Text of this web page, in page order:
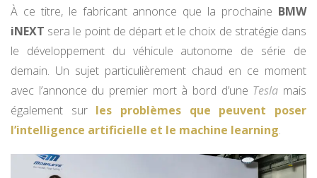
À ce titre, le fabricant annonce que la prochaine BMW
iNEXT sera le point de départ et le choix de stratégie dans
le développement du véhicule autonome de série de
demain. Un sujet particulièrement chaud en ce moment
avec l’annonce du premier mort à bord d’une Tesla mais
également sur les problèmes que peuvent poser
l’intelligence artificielle et le machine learning.